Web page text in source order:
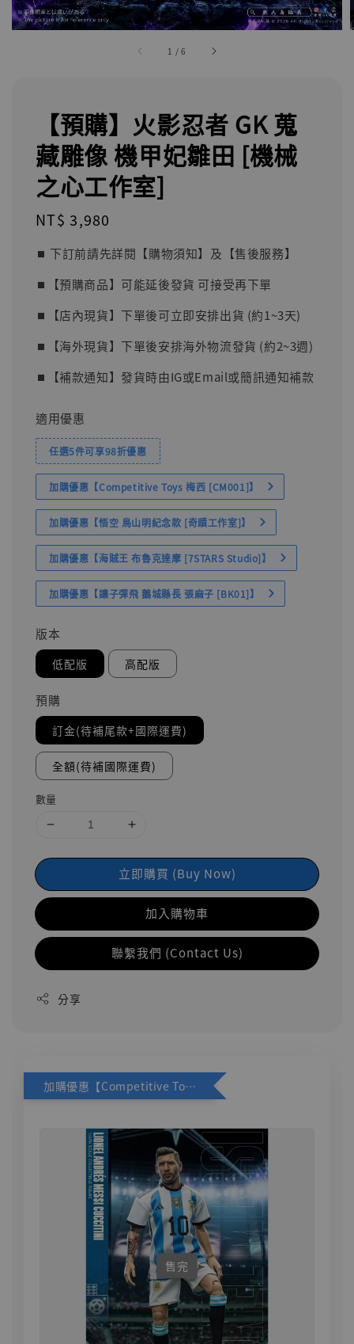
1 /6
【預購】火影忍者 GK 蒐
藏雕像 機甲妃雛田 [機械
之心工作室]
Regular
NT$ 3,980
⏹︎ 下訂前請先詳閱【購物須知】及【售後服務】
⏹︎【預購商品】可能延後發貨 可接受再下單
⏹︎【店內現貨】下單後可立即安排出貨 (約1~3天)
⏹︎【海外現貨】下單後安排海外物流發貨 (約2~3週)
⏹︎【補款通知】發貨時由IG或Email或簡訊通知補款
適用優惠
任選5件可享98折優惠
加購優惠【Competitive Toys 梅西 [CM001]】
加購優惠【悟空 鳥山明紀念款 [奇蹟工作室]】
加購優惠【海賊王 布魯克達摩 [7STARS Studio]】
加購優惠【讓子彈飛 鵝城縣長 張麻子 [BK01]】
版本
低配版 高配版
預購
訂金(待補尾款+國際運費)
全額(待補國際運費)
數量
立即購買 (Buy Now)
加入購物車
聯繫我們 (Contact Us)
分享
加購優惠【Competitive Toys 梅西 [CM001]】
售完